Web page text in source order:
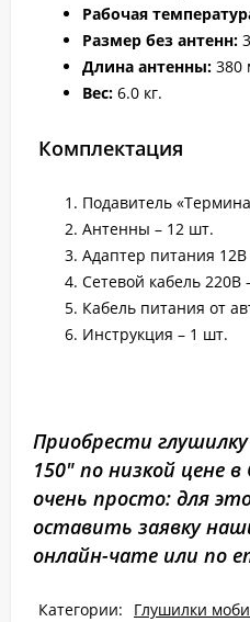
Рабочая
Размер без антенн:
Длина антенны: 380
Вес: 6.0 кг.
Комплектация
Подавитель
Антенны – 12 шт.
Адаптер питания
Сетевой кабель 220В
Кабель питания от
Инструкция – 1 шт.
Приобрести
150" по низкой цене
очень просто: для
оставить заявку
онлайн-чате или по
Категории:
Глушилки